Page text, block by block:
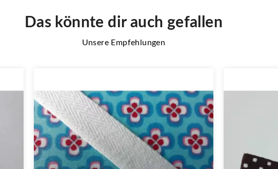
Das könnte dir auch gefallen
Unsere Empfehlungen